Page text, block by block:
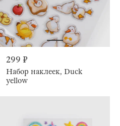
299 ₽
Набор наклеек, Duck
yellow